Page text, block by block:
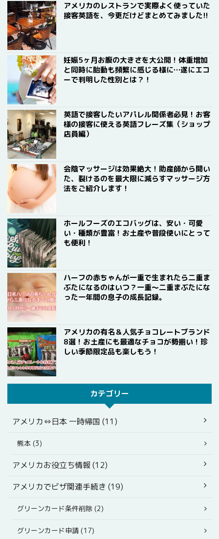
アメリカのレストランで実際よく使っていた
接客英語を、今更だけどまとめてみました!!
妊娠5ヶ月お腹の大きさを大公開！体重増加
と同時に胎動も頻繁に感じる様に…遂にエコ
ーで判明した性別とは？！
英語で接客したいアパレル関係者必見！お客
様の接客に使える英語フレーズ集（ショップ
店員編）
会陰マッサージは効果絶大！助産師から聞い
た、裂けるのを最大限に減らすマッサージ方
法をご紹介します！
ホールフーズのエコバッグは、安い・可愛
い・種類が豊富！お土産や普段使いにとって
も便利！
ハーフの赤ちゃんが一重で生まれたら二重ま
ぶたになるのはいつ？一重〜二重まぶたにな
った一年間の息子の成長記録。
アメリカの有名＆人気チョコレートブランド
8選！お土産にも最適なチョコが勢揃い！珍
しい季節限定品も楽しもう！
カテゴリー
アメリカ⇔日本 一時帰国 (11)
熊本 (3)
アメリカお役立ち情報 (12)
アメリカでビザ関連手続き (19)
グリーンカード条件削除 (2)
グリーンカード申請 (17)